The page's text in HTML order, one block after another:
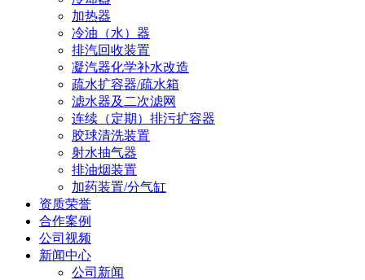
加热器
冷油（水）器
排汽回收装置
凝汽器化学补水改造
疏水扩容器/疏水箱
滤水器及二次滤网
连续（定期）排污扩容器
胶球清洗装置
射水抽气器
排油烟装置
加药装置/分气缸
资质荣誉
合作案例
公司视频
新闻中心
公司新闻